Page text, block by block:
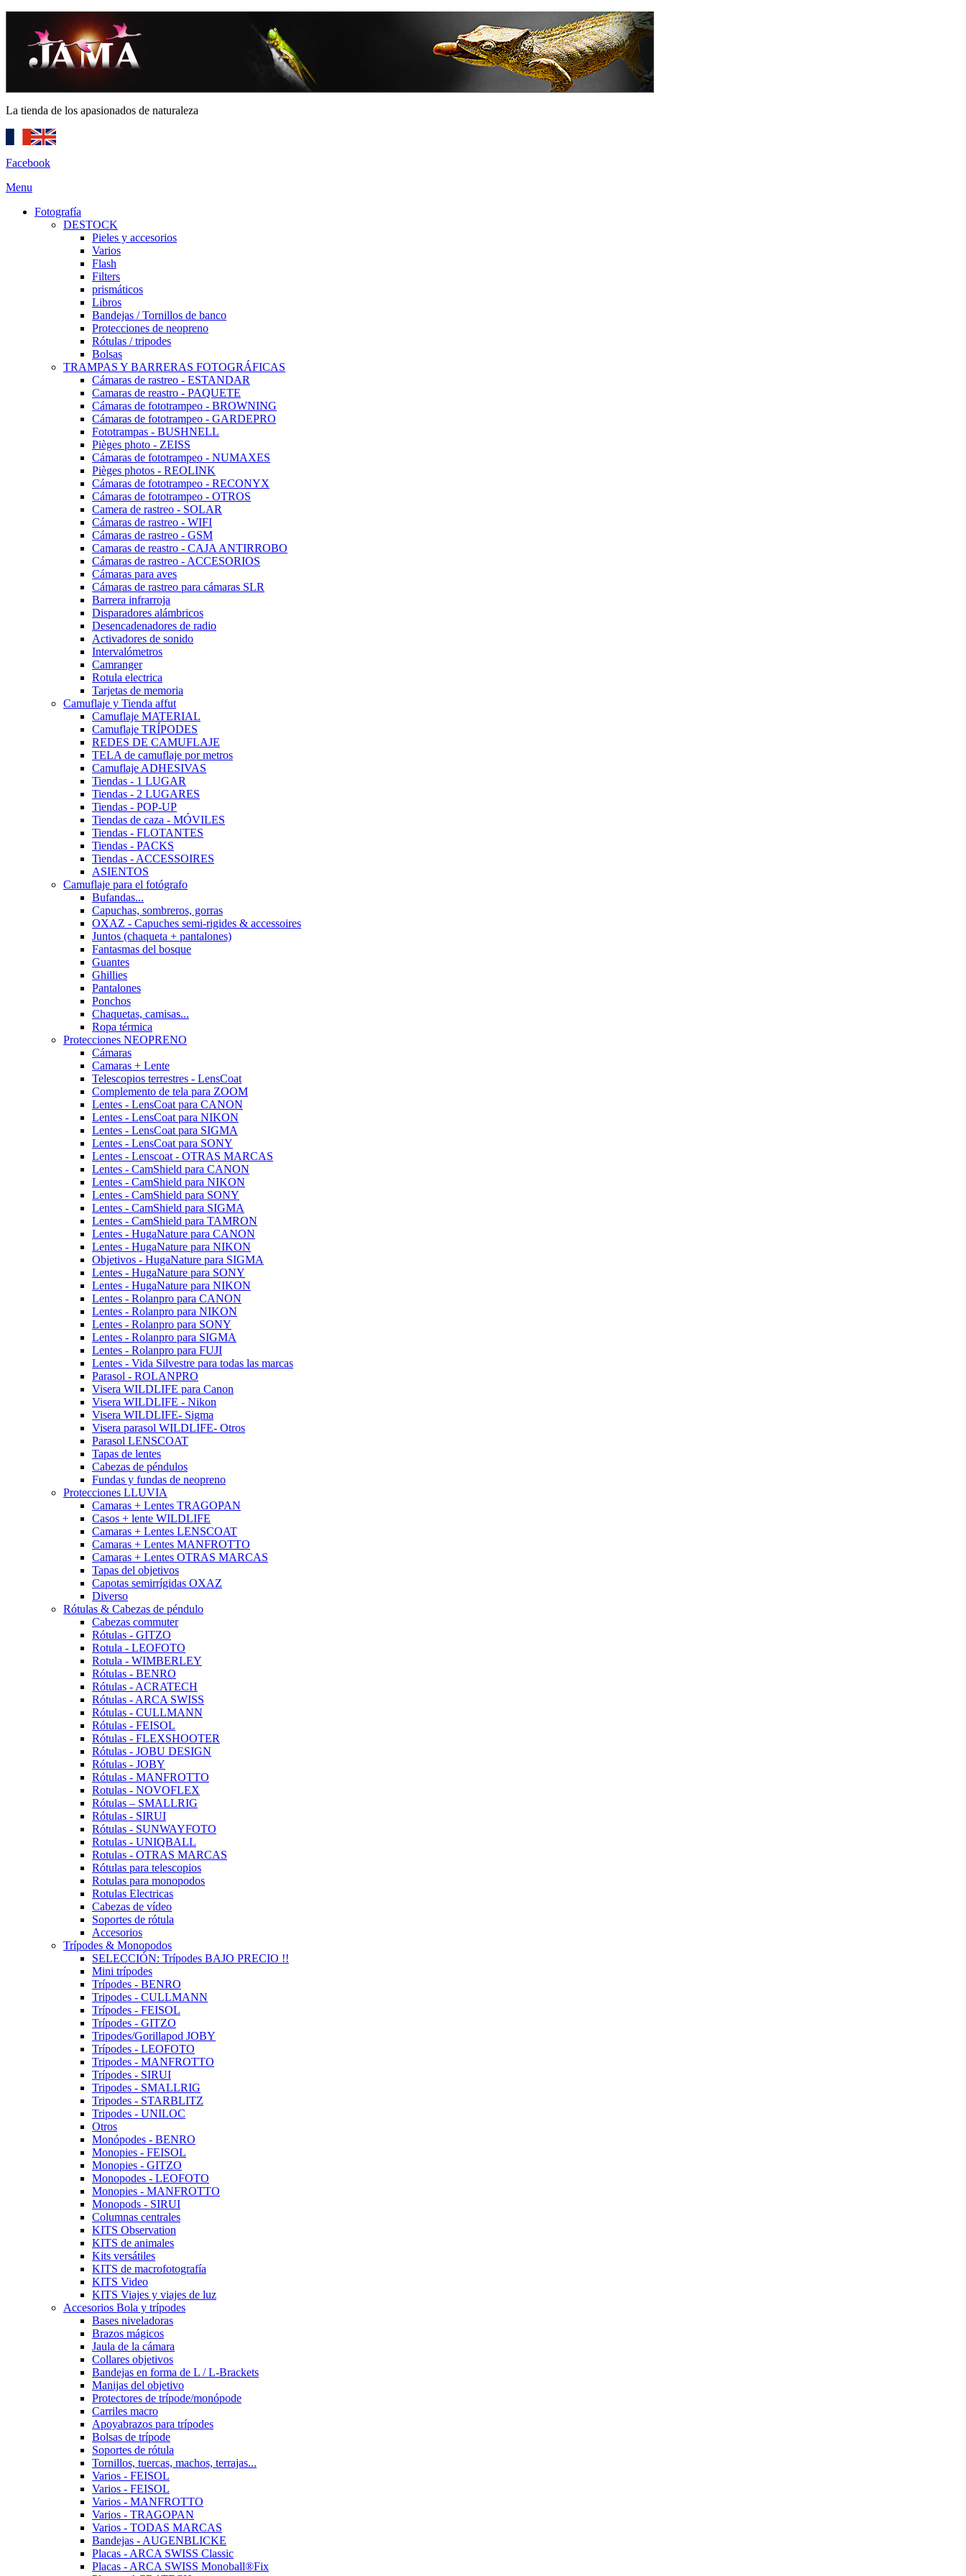
La tienda de los apasionados de naturaleza
Facebook
Menu
Fotografía
DESTOCK
Pieles y accesorios
Varios
Flash
Filters
prismáticos
Libros
Bandejas / Tornillos de banco
Protecciones de neopreno
Rótulas / tripodes
Bolsas
TRAMPAS Y BARRERAS FOTOGRÁFICAS
Cámaras de rastreo - ESTANDAR
Camaras de reastro - PAQUETE
Cámaras de fototrampeo - BROWNING
Cámaras de fototrampeo - GARDEPRO
Fototrampas - BUSHNELL
Pièges photo - ZEISS
Cámaras de fototrampeo - NUMAXES
Pièges photos - REOLINK
Cámaras de fototrampeo - RECONYX
Cámaras de fototrampeo - OTROS
Camera de rastreo - SOLAR
Cámaras de rastreo - WIFI
Cámaras de rastreo - GSM
Camaras de reastro - CAJA ANTIRROBO
Cámaras de rastreo - ACCESORIOS
Cámaras para aves
Cámaras de rastreo para cámaras SLR
Barrera infrarroja
Disparadores alámbricos
Desencadenadores de radio
Activadores de sonido
Intervalómetros
Camranger
Rotula electrica
Tarjetas de memoria
Camuflaje y Tienda affut
Camuflaje MATERIAL
Camuflaje TRÍPODES
REDES DE CAMUFLAJE
TELA de camuflaje por metros
Camuflaje ADHESIVAS
Tiendas - 1 LUGAR
Tiendas - 2 LUGARES
Tiendas - POP-UP
Tiendas de caza - MÓVILES
Tiendas - FLOTANTES
Tiendas - PACKS
Tiendas - ACCESSOIRES
ASIENTOS
Camuflaje para el fotógrafo
Bufandas...
Capuchas, sombreros, gorras
OXAZ - Capuches semi-rigides & accessoires
Juntos (chaqueta + pantalones)
Fantasmas del bosque
Guantes
Ghillies
Pantalones
Ponchos
Chaquetas, camisas...
Ropa térmica
Protecciones NEOPRENO
Cámaras
Camaras + Lente
Telescopios terrestres - LensCoat
Complemento de tela para ZOOM
Lentes - LensCoat para CANON
Lentes - LensCoat para NIKON
Lentes - LensCoat para SIGMA
Lentes - LensCoat para SONY
Lentes - Lenscoat - OTRAS MARCAS
Lentes - CamShield para CANON
Lentes - CamShield para NIKON
Lentes - CamShield para SONY
Lentes - CamShield para SIGMA
Lentes - CamShield para TAMRON
Lentes - HugaNature para CANON
Lentes - HugaNature para NIKON
Objetivos - HugaNature para SIGMA
Lentes - HugaNature para SONY
Lentes - HugaNature para NIKON
Lentes - Rolanpro para CANON
Lentes - Rolanpro para NIKON
Lentes - Rolanpro para SONY
Lentes - Rolanpro para SIGMA
Lentes - Rolanpro para FUJI
Lentes - Vida Silvestre para todas las marcas
Parasol - ROLANPRO
Visera WILDLIFE para Canon
Visera WILDLIFE - Nikon
Visera WILDLIFE- Sigma
Visera parasol WILDLIFE- Otros
Parasol LENSCOAT
Tapas de lentes
Cabezas de péndulos
Fundas y fundas de neopreno
Protecciones LLUVIA
Camaras + Lentes TRAGOPAN
Casos + lente WILDLIFE
Camaras + Lentes LENSCOAT
Camaras + Lentes MANFROTTO
Camaras + Lentes OTRAS MARCAS
Tapas del objetivos
Capotas semirrígidas OXAZ
Diverso
Rótulas & Cabezas de péndulo
Cabezas commuter
Rótulas - GITZO
Rotula - LEOFOTO
Rotula - WIMBERLEY
Rótulas - BENRO
Rótulas - ACRATECH
Rótulas - ARCA SWISS
Rótulas - CULLMANN
Rótulas - FEISOL
Rótulas - FLEXSHOOTER
Rótulas - JOBU DESIGN
Rótulas - JOBY
Rótulas - MANFROTTO
Rotulas - NOVOFLEX
Rótulas – SMALLRIG
Rótulas - SIRUI
Rótulas - SUNWAYFOTO
Rotulas - UNIQBALL
Rotulas - OTRAS MARCAS
Rótulas para telescopios
Rotulas para monopodos
Rotulas Electricas
Cabezas de vídeo
Soportes de rótula
Accesorios
Trípodes & Monopodos
SELECCIÓN: Trípodes BAJO PRECIO !!
Mini trípodes
Trípodes - BENRO
Tripodes - CULLMANN
Trípodes - FEISOL
Trípodes - GITZO
Tripodes/Gorillapod JOBY
Trípodes - LEOFOTO
Tripodes - MANFROTTO
Trípodes - SIRUI
Tripodes - SMALLRIG
Tripodes - STARBLITZ
Tripodes - UNILOC
Otros
Monópodes - BENRO
Monopies - FEISOL
Monopies - GITZO
Monopodes - LEOFOTO
Monopies - MANFROTTO
Monopods - SIRUI
Columnas centrales
KITS Observation
KITS de animales
Kits versátiles
KITS de macrofotografía
KITS Video
KITS Viajes y viajes de luz
Accesorios Bola y trípodes
Bases niveladoras
Brazos mágicos
Jaula de la cámara
Collares objetivos
Bandejas en forma de L / L-Brackets
Manijas del objetivo
Protectores de trípode/monópode
Carriles macro
Apoyabrazos para trípodes
Bolsas de trípode
Soportes de rótula
Tornillos, tuercas, machos, terrajas...
Varios - FEISOL
Varios - FEISOL
Varios - MANFROTTO
Varios - TRAGOPAN
Varios - TODAS MARCAS
Bandejas - AUGENBLICKE
Placas - ARCA SWISS Classic
Placas - ARCA SWISS Monoball®Fix